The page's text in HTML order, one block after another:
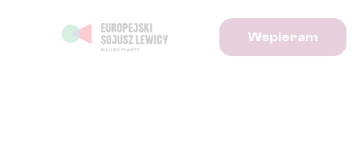
Wspieram